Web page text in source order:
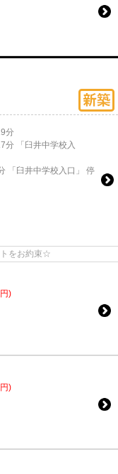
分
分 「臼井中学校入
「臼井中学校入口」 停
をお約束☆
)
)